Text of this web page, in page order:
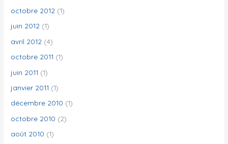
octobre 2012 (1)
juin 2012 (1)
avril 2012 (4)
octobre 2011 (1)
juin 2011 (1)
janvier 2011 (1)
décembre 2010 (1)
octobre 2010 (2)
août 2010 (1)